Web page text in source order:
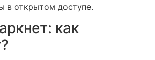
в открытом доступе.
как